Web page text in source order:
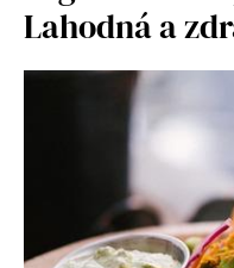
Lahodná a